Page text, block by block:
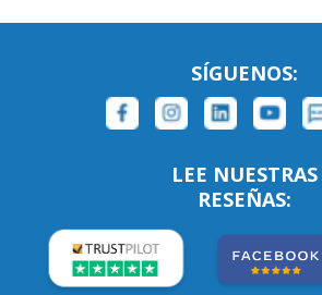
SÍGUENOS:
LEE NUESTRAS
RESEÑAS: